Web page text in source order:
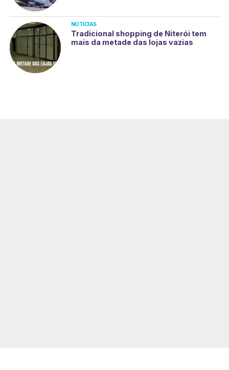
NOTÍCIAS
Tradicional shopping de Niterói tem
mais da metade das lojas vazias